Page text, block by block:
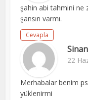
şahin abi tahmini ne
şansın varmı.
Cevapla
Sinan
22
Merhabalar benim
yüklenirmi